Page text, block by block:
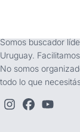
Somos buscador
Uruguay.
No somos
todo lo que